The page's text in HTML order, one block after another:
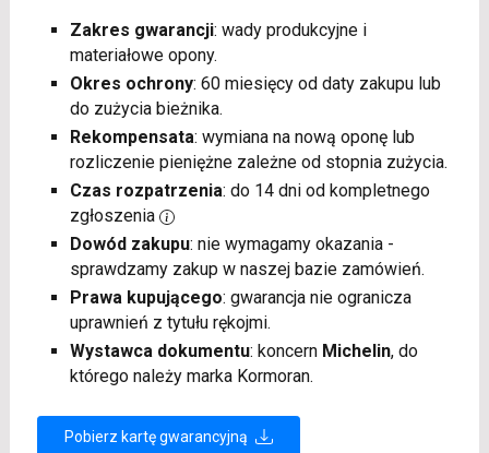
Zakres gwarancji: wady produkcyjne i
materiałowe opony.
Okres ochrony: 60 miesięcy od daty zakupu lub
do zużycia bieżnika.
Rekompensata: wymiana na nową oponę lub
rozliczenie pieniężne zależne od stopnia zużycia.
Czas rozpatrzenia: do 14 dni od kompletnego
zgłoszenia
Dowód zakupu: nie wymagamy okazania -
sprawdzamy zakup w naszej bazie zamówień.
Prawa kupującego: gwarancja nie ogranicza
uprawnień z tytułu rękojmi.
Wystawca dokumentu: koncern Michelin, do
którego należy marka Kormoran.
Pobierz kartę gwarancyjną